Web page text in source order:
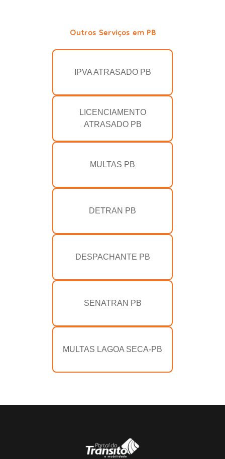
Outros Serviços em PB
IPVA ATRASADO PB
LICENCIAMENTO
ATRASADO PB
MULTAS PB
DETRAN PB
DESPACHANTE PB
SENATRAN PB
MULTAS LAGOA SECA-PB